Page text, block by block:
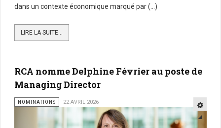
dans un contexte économique marqué par (...)
LIRE LA SUITE...
RCA nomme Delphine Février au poste de
Managing Director
NOMINATIONS 22 AVRIL 2026